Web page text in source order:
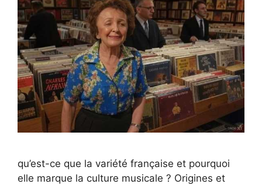
qu’est-ce que la variété française et pourquoi
elle marque la culture musicale ? Origines et